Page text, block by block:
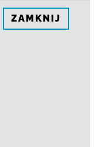
ZAMKNIJ